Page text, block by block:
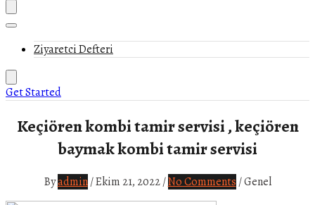
Ziyaretci Defteri
Get Started
Keçiören kombi tamir servisi , keçiören
baymak kombi tamir servisi
Byadmin/Ekim 21, 2022/No Comments /Genel